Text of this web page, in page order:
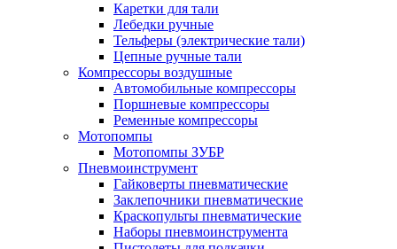
Каретки для тали
Лебедки ручные
Тельферы (электрические тали)
Цепные ручные тали
Компрессоры воздушные
Автомобильные компрессоры
Поршневые компрессоры
Ременные компрессоры
Мотопомпы
Мотопомпы ЗУБР
Пневмоинструмент
Гайковерты пневматические
Заклепочники пневматические
Краскопульты пневматические
Наборы пневмоинструмента